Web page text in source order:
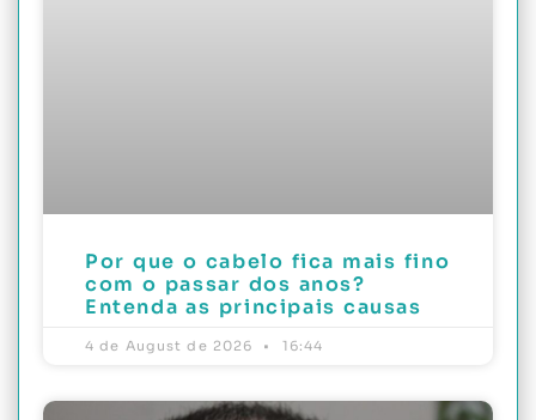
Por que o cabelo fica mais fino
com o passar dos anos?
Entenda as principais causas
4 de August de 2026 16:44